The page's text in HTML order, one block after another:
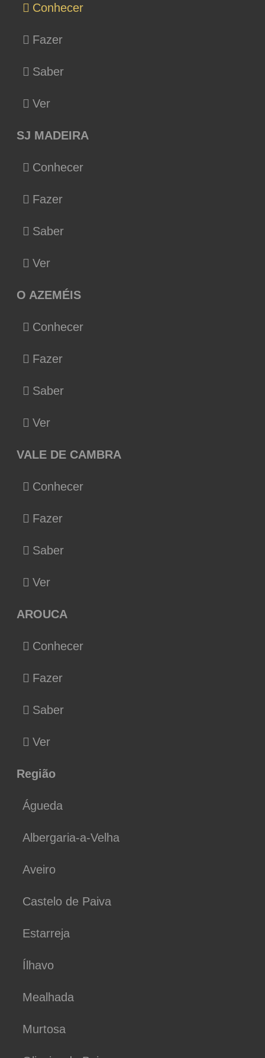
Conhecer
Fazer
Saber
Ver
SJ MADEIRA
Conhecer
Fazer
Saber
Ver
O AZEMÉIS
Conhecer
Fazer
Saber
Ver
VALE DE CAMBRA
Conhecer
Fazer
Saber
Ver
AROUCA
Conhecer
Fazer
Saber
Ver
Região
Águeda
Albergaria-a-Velha
Aveiro
Castelo de Paiva
Estarreja
Ílhavo
Mealhada
Murtosa